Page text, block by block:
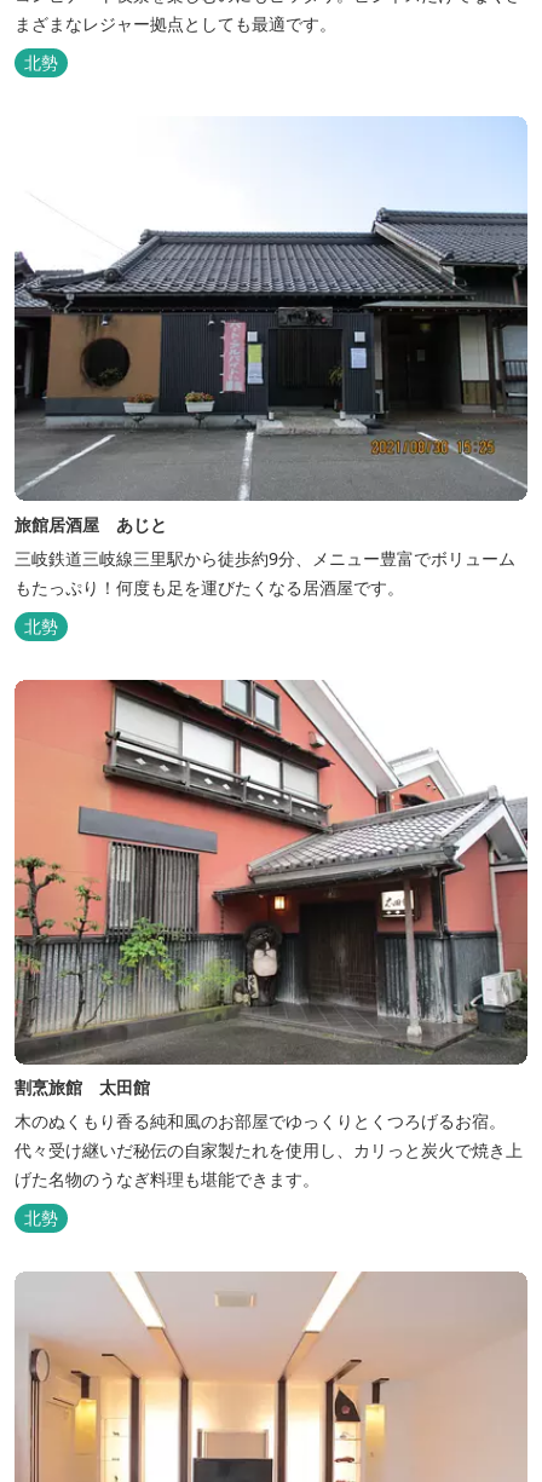
まざまなレジャー拠点としても最適です。
北勢
旅館居酒屋 あじと
三岐鉄道三岐線三里駅から徒歩約9分、メニュー豊富でボリューム
もたっぷり！何度も足を運びたくなる居酒屋です。
北勢
割烹旅館 太田館
木のぬくもり香る純和風のお部屋でゆっくりとくつろげるお宿。
代々受け継いだ秘伝の自家製たれを使用し、カリっと炭火で焼き上
げた名物のうなぎ料理も堪能できます。
北勢